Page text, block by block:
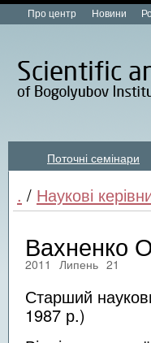
Про центр Новини
Поточні семінари
. / Наукові
Вахненко
2011 Липень 21
Старший
1987 р.)